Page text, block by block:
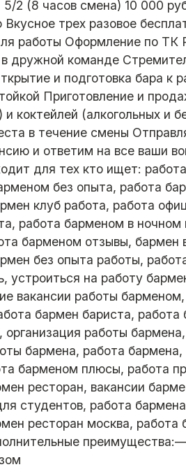
5/2 (8 часов смена) 10 000
трех разовое
работы Оформление по ТК
дружной команде
и подготовка бара к
Приготовление и
коктейлей (алкогольных и
в течение смены
и ответим на все ваши
для тех кто ищет:
без опыта, работа
клуб работа, работа
работа барменом в
барменом отзывы, бармен
без опыта работы,
устроиться на работу
вакансии работы
бармен бариста,
работы
бармена, работа
барменом плюсы, работа
ресторан, вакансии
студентов, работа
ресторан москва,